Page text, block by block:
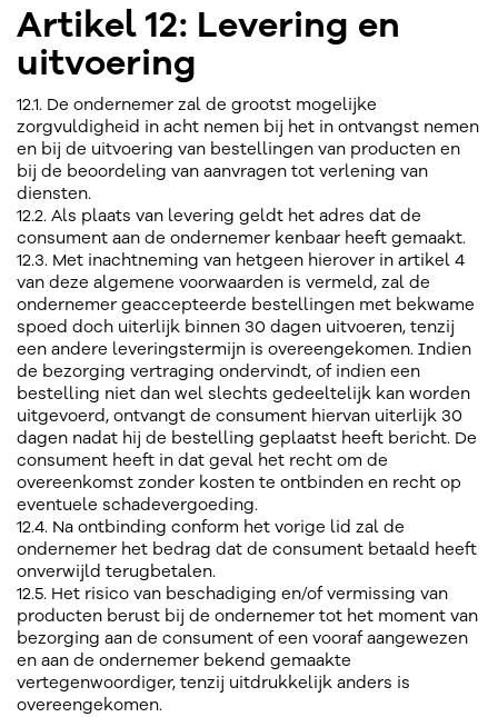
Artikel 12: Levering en
uitvoering
12.1. De ondernemer zal de grootst mogelijke
zorgvuldigheid in acht nemen bij het in ontvangst nemen
en bij de uitvoering van bestellingen van producten en
bij de beoordeling van aanvragen tot verlening van
diensten.
12.2. Als plaats van levering geldt het adres dat de
consument aan de ondernemer kenbaar heeft gemaakt.
12.3. Met inachtneming van hetgeen hierover in artikel 4
van deze algemene voorwaarden is vermeld, zal de
ondernemer geaccepteerde bestellingen met bekwame
spoed doch uiterlijk binnen 30 dagen uitvoeren, tenzij
een andere leveringstermijn is overeengekomen. Indien
de bezorging vertraging ondervindt, of indien een
bestelling niet dan wel slechts gedeeltelijk kan worden
uitgevoerd, ontvangt de consument hiervan uiterlijk 30
dagen nadat hij de bestelling geplaatst heeft bericht. De
consument heeft in dat geval het recht om de
overeenkomst zonder kosten te ontbinden en recht op
eventuele schadevergoeding.
12.4. Na ontbinding conform het vorige lid zal de
ondernemer het bedrag dat de consument betaald heeft
onverwijld terugbetalen.
12.5. Het risico van beschadiging en/of vermissing van
producten berust bij de ondernemer tot het moment van
bezorging aan de consument of een vooraf aangewezen
en aan de ondernemer bekend gemaakte
vertegenwoordiger, tenzij uitdrukkelijk anders is
overeengekomen.